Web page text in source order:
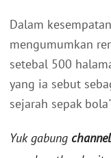
Dalam
mengumumkan
setebal 500
yang ia sebut
sejarah sepak
Yuk gabung